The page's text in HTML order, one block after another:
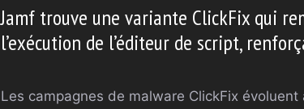
Jamf trouve une variante ClickFix qui
l’exécution de l’éditeur de script,
Les campagnes de malware ClickFix